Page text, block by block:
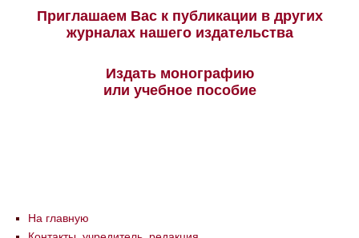
Приглашаем Вас к публикации в других
журналах нашего издательства
Издать монографию
или учебное пособие
На главную